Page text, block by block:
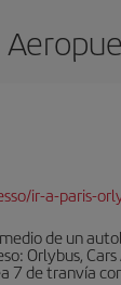
ir-a-paris-
de un
Orlybus,
7 de tranvía